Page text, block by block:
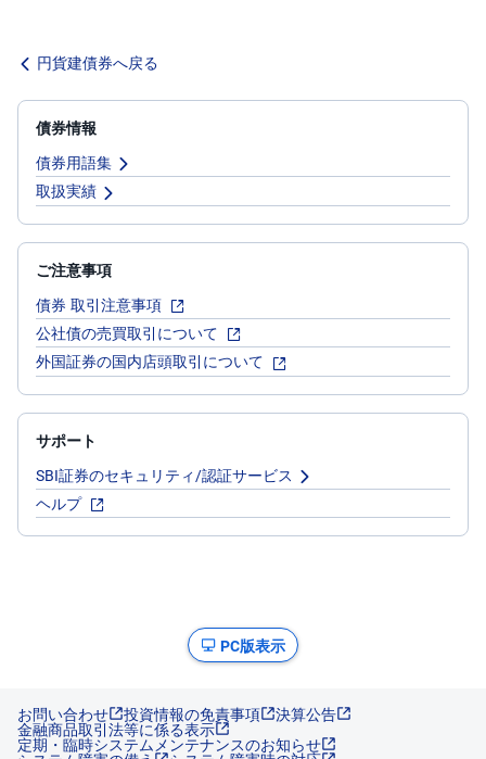
円貨建債券へ戻る
債券情報
債券用語集
取扱実績
ご注意事項
債券 取引注意事項
公社債の売買取引について
外国証券の国内店頭取引について
サポート
SBI証券のセキュリティ/認証サービス
ヘルプ
PC版表示
お問い合わせ 投資情報の免責事項 決算公告
金融商品取引法等に係る表示
定期・臨時システムメンテナンスのお知らせ